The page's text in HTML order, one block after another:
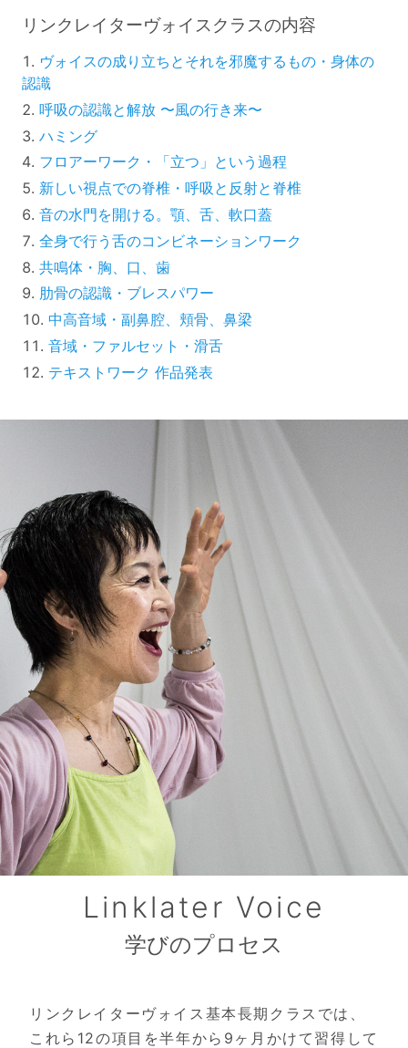
リンクレイターヴォイスクラスの内容
ヴォイスの成り立ちとそれを邪魔するもの・身体の
認識
呼吸の認識と解放 〜風の行き来〜
ハミング
フロアーワーク・「立つ」という過程
新しい視点での脊椎・呼吸と反射と脊椎
音の水門を開ける。顎、舌、軟口蓋
全身で行う舌のコンビネーションワーク
共鳴体・胸、口、歯
肋骨の認識・ブレスパワー
中高音域・副鼻腔、頬骨、鼻梁
音域・ファルセット・滑舌
テキストワーク 作品発表
Linklater Voice
学びのプロセス
リンクレイターヴォイス基本長期クラスでは、
これら12の項目を半年から9ヶ月かけて習得して